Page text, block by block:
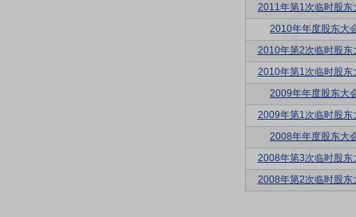
2011年第1次临时股东
2010年年度股东大
2010年第2次临时股东
2010年第1次临时股东
2009年年度股东大
2009年第1次临时股东
2008年年度股东大
2008年第3次临时股东
2008年第2次临时股东